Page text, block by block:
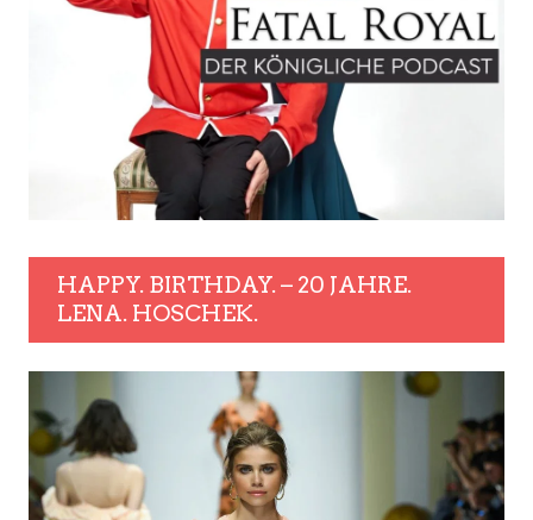
HAPPY. BIRTHDAY. – 20 JAHRE.
LENA. HOSCHEK.